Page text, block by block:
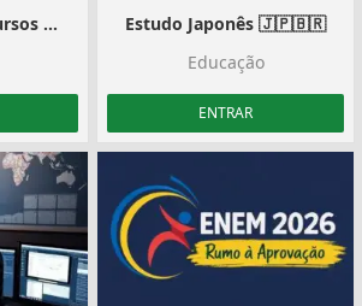
Estudo para Concursos Militares
Estudo Japonês 🇯🇵🇧🇷
Educação
ENTRAR